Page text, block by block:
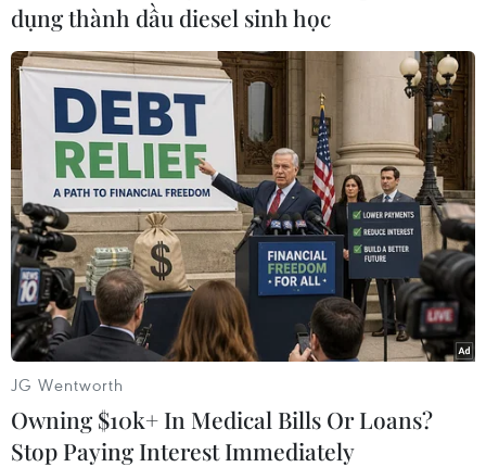
(TTXVN/Vietnam+)
#Khách sạn
#Chủ nhật Phục sinh
#SriLankan Airlines
dụng thành dầu diesel sinh học
JG Wentworth
Owning $10k+ In Medical Bills Or Loans?
Stop Paying Interest Immediately